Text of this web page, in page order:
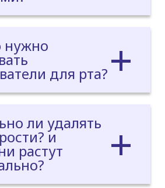
нужно
для рта?
ли удалять
и
растут